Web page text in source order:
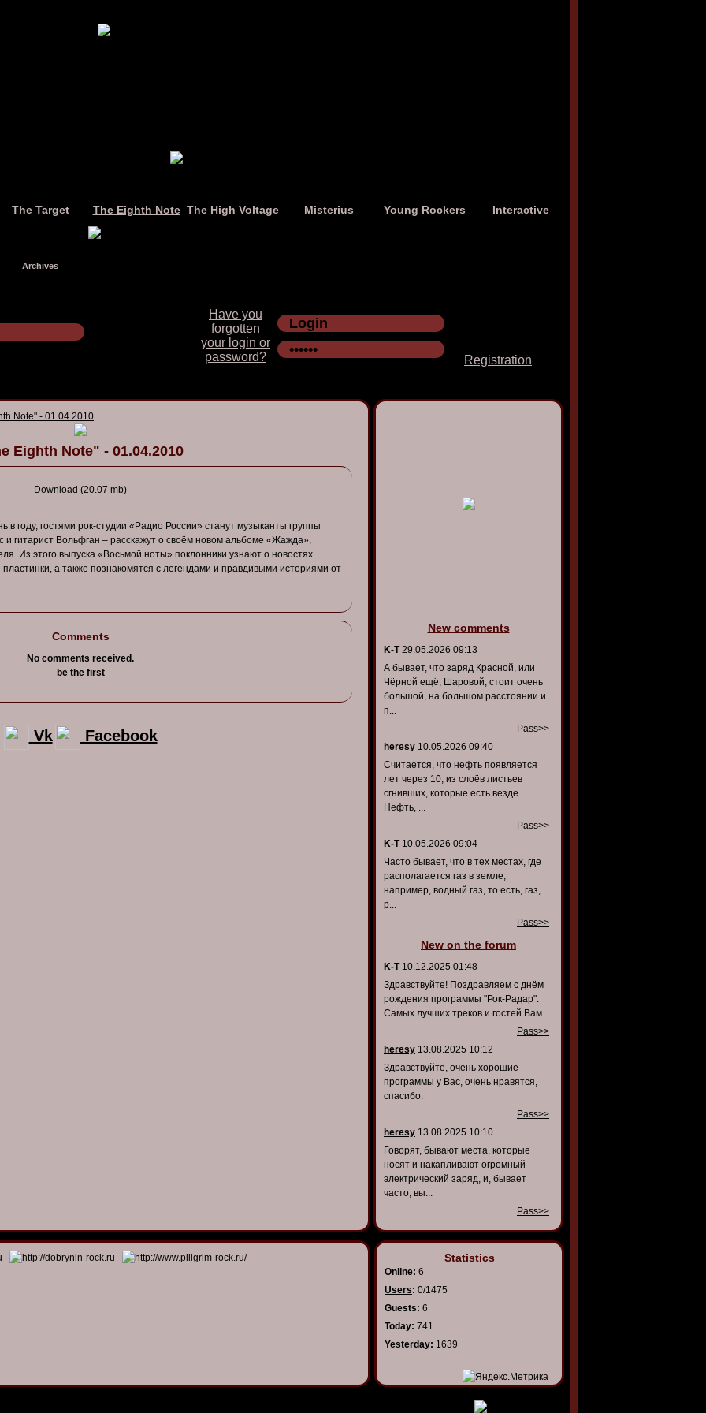
The Target The Eighth Note The High Voltage Misterius Young Rockers Interactive
Archives
Have you
forgotten
your login or
password?
Registration
Note" - 01.04.2010
Eighth Note" - 01.04.2010
Download (20.07 mb)
в году, гостями рок-студии « Радио России» станут музыканты группы
и гитарист Вольфган – расскажут о своём новом альбоме «Жажда»,
. Из этого выпуска «Восьмой ноты» поклонники узнают о новостях
пластинки, а также познакомятся с легендами и правдивыми историями от
Comments
No comments received.
be the first
Vk Facebook
New comments
K-T29.05.2026 09:13
А бывает, что заряд Красной, или
Чёрной ещё, Шаровой, стоит очень
большой, на большом расстоянии и
п...
Pass>>
heresy 10.05.2026 09:40
Считается, что нефть появляется
лет через 10, из слоёв листьев
сгнивших, которые есть везде.
Нефть, ...
Pass>>
K-T10.05.2026 09:04
Часто бывает, что в тех местах, где
располагается газ в земле,
например, водный газ, то есть, газ,
р...
Pass>>
New on the forum
K-T10.12.2025 01:48
Здравствуйте! Поздравляем с днём
рождения программы "Рок-Радар".
Самых лучших треков и гостей Вам.
Pass>>
heresy 13.08.2025 10:12
Здравствуйте, очень хорошие
программы у Вас, очень нравятся,
спасибо.
Pass>>
heresy 13.08.2025 10:10
Говорят, бывают места, которые
носят и накапливают огромный
электрический заряд, и, бывает
часто, вы...
Pass>>
Statistics
Online: 6
Users: 0/1475
Guests: 6
Today: 741
Yesterday: 1639